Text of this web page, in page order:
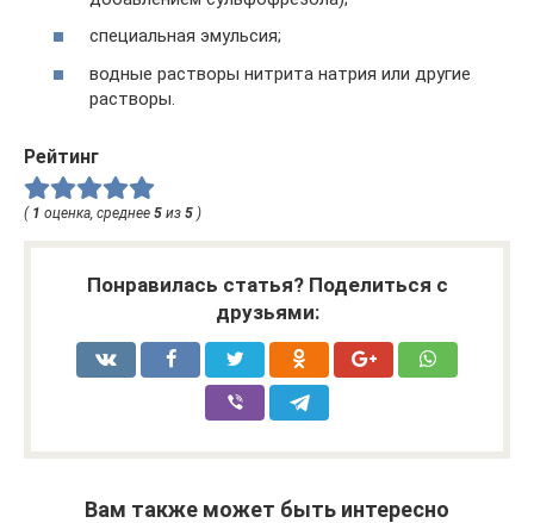
специальная эмульсия;
водные растворы нитрита натрия или другие
растворы.
Рейтинг
( 1 оценка, среднее 5 из 5 )
Понравилась статья? Поделиться с
друзьями:
Вам также может быть интересно